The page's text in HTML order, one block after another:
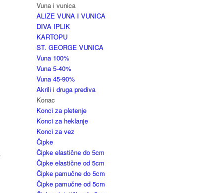
Vuna i vunica
ALIZE VUNA I VUNICA
DIVA IPLIK
KARTOPU
ST. GEORGE VUNICA
Vuna 100%
Vuna 5-40%
Vuna 45-90%
Akrili i druga prediva
Konac
Konci za pletenje
Konci za heklanje
Konci za vez
Čipke
Čipke elastične do 5cm
Čipke elastične od 5cm
Čipke pamučne do 5cm
Čipke pamučne od 5cm